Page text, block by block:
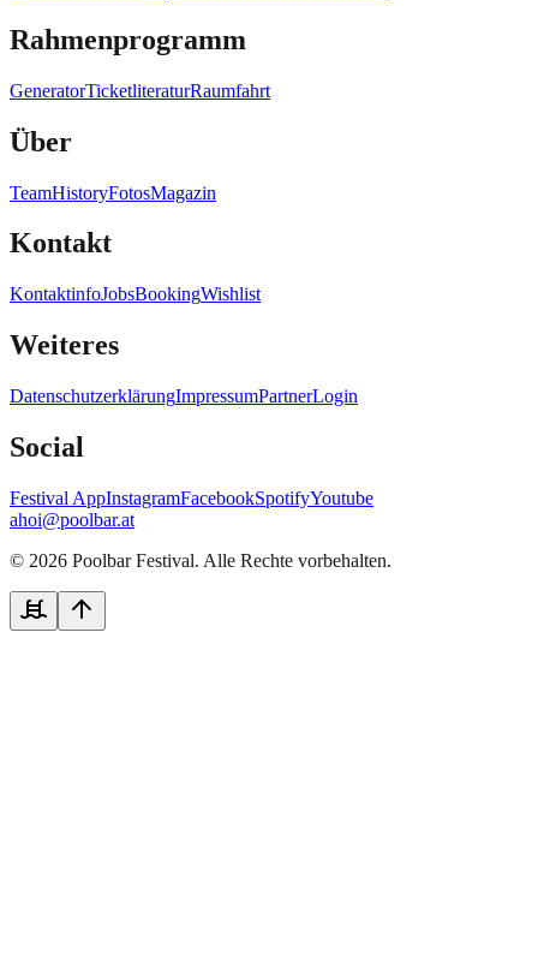
Rahmenprogramm
GeneratorTicketliteraturRaumfahrt
Über
TeamHistoryFotosMagazin
Kontakt
KontaktinfoJobsBookingWishlist
Weiteres
DatenschutzerklärungImpressumPartnerLogin
Social
Festival AppInstagramFacebookSpotifyYoutube
ahoi@poolbar.at
© 2026 Poolbar Festival. Alle Rechte vorbehalten.